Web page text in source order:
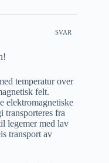
SVAR
temperatur over
felt.
elektromagnetiske
transporteres fra
legemer med lav
transport av